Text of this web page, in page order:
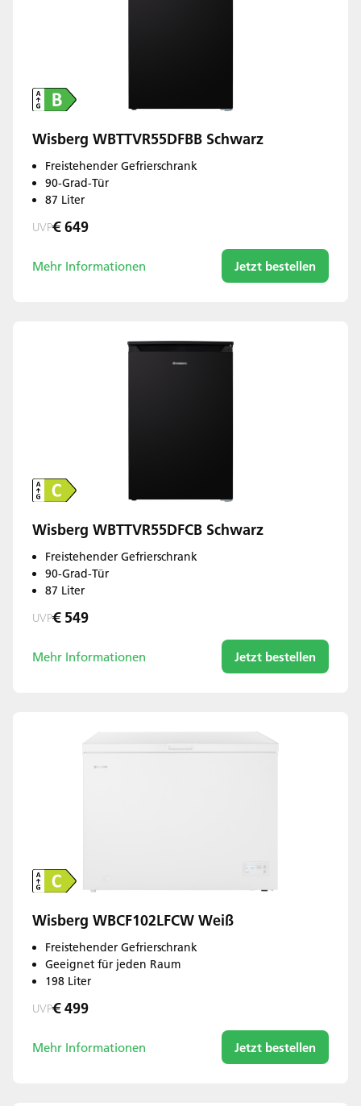
Wisberg WBTTVR55DFBB Schwarz
Freistehender Gefrierschrank
90-Grad-Tür
87 Liter
UVP€ 649
Mehr Informationen Jetzt bestellen
Wisberg WBTTVR55DFCB Schwarz
Freistehender Gefrierschrank
90-Grad-Tür
87 Liter
UVP€ 549
Mehr Informationen Jetzt bestellen
Wisberg WBCF102LFCW Weiß
Freistehender Gefrierschrank
Geeignet für jeden Raum
198 Liter
UVP€ 499
Mehr Informationen Jetzt bestellen